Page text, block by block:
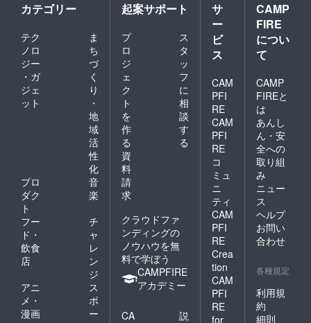
カテゴリー
テク
ノロ
ジー
・ガ
ジェ
ット
ま
ち
づ
く
り
・
地
域
活
性
化
プロ
ダク
ト
音
楽
フー
ド・
飲食
店
チ
ャ
レ
ン
ジ
アニ
メ・
漫画
ス
ポ
ー
起案サポート
プ
ロ
ジ
ェ
ク
ト
を
作
る
ス
タ
ッ
フ
に
相
談
す
る
資
料
請
求
クラウドファ
ンディングの
ノウハウを無
料で学ぼう
CAMPFIRE
アカデミー
CA
説
サ
ー
ビ
ス
CAM
PFI
RE
CAM
PFI
RE
コ
ミュ
ニ
ティ
CAM
PFI
RE
Crea
tion
CAM
PFI
RE
for
CAMP
FIRE
につい
て
CAMP
FIREと
は
あんし
ん・安
全への
取り組
み
ニュー
ス
ヘルプ
お問い
合わせ
各種規定
利用規
約
細則